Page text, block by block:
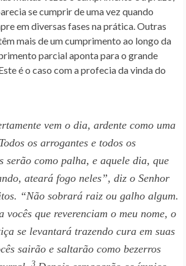
se cumprir de uma vez quando
em diversas fases na prática. Outras
mais de um cumprimento ao longo da
parcial aponta para o grande
é o caso com a profecia da vinda do
vem o dia, ardente como uma
os arrogantes e todos os
serão como palha, e aquele dia, que
ateará fogo neles”, diz o Senhor
“Não sobrará raiz ou galho algum.
vocês que reverenciam o meu nome, o
se levantará trazendo cura em suas
sairão e saltarão como bezerros
3